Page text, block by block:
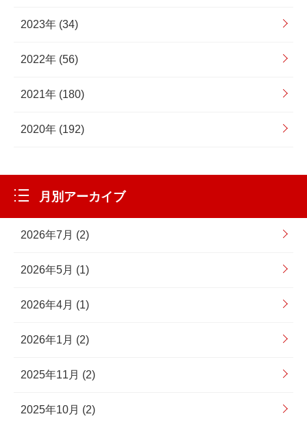
2023年 (34)
2022年 (56)
2021年 (180)
2020年 (192)
月別アーカイブ
2026年7月 (2)
2026年5月 (1)
2026年4月 (1)
2026年1月 (2)
2025年11月 (2)
2025年10月 (2)